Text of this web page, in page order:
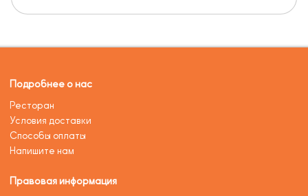
Подробнее о нас
Ресторан
Условия доставки
Способы оплаты
Напишите нам
Правовая информация